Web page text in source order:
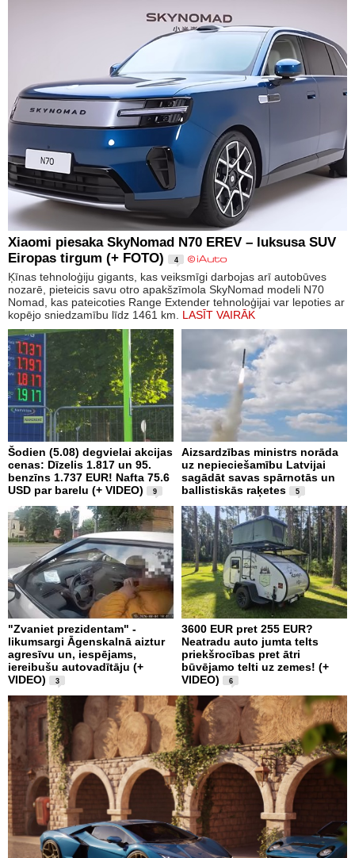
Xiaomi piesaka SkyNomad N70 EREV – luksusa SUV
Eiropas tirgum (+ FOTO)
4
Ķīnas tehnoloģiju gigants, kas veiksmīgi darbojas arī autobūves
nozarē, pieteicis savu otro apakšzīmola SkyNomad modeli N70
Nomad, kas pateicoties Range Extender tehnoloģijai var lepoties ar
kopējo sniedzamību līdz 1461 km. LASĪT VAIRĀK
Šodien (5.08) degvielai akcijas
cenas: Dīzelis 1.817 un 95.
benzīns 1.737 EUR! Nafta 75.6
USD par barelu (+ VIDEO)
9
Aizsardzības ministrs norāda
uz nepieciešamību Latvijai
sagādāt savas spārnotās un
ballistiskās raķetes
5
"Zvaniet prezidentam" -
likumsargi Āgenskalnā aiztur
agresīvu un, iespējams,
iereibušu autovadītāju (+
VIDEO)
3
3600 EUR pret 255 EUR?
Neatradu auto jumta telts
priekšrocības pret ātri
būvējamo telti uz zemes! (+
VIDEO)
6